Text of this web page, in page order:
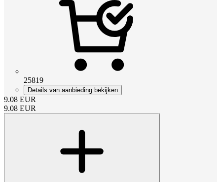
25819
Details van aanbieding bekijken
9.08 EUR
9.08 EUR